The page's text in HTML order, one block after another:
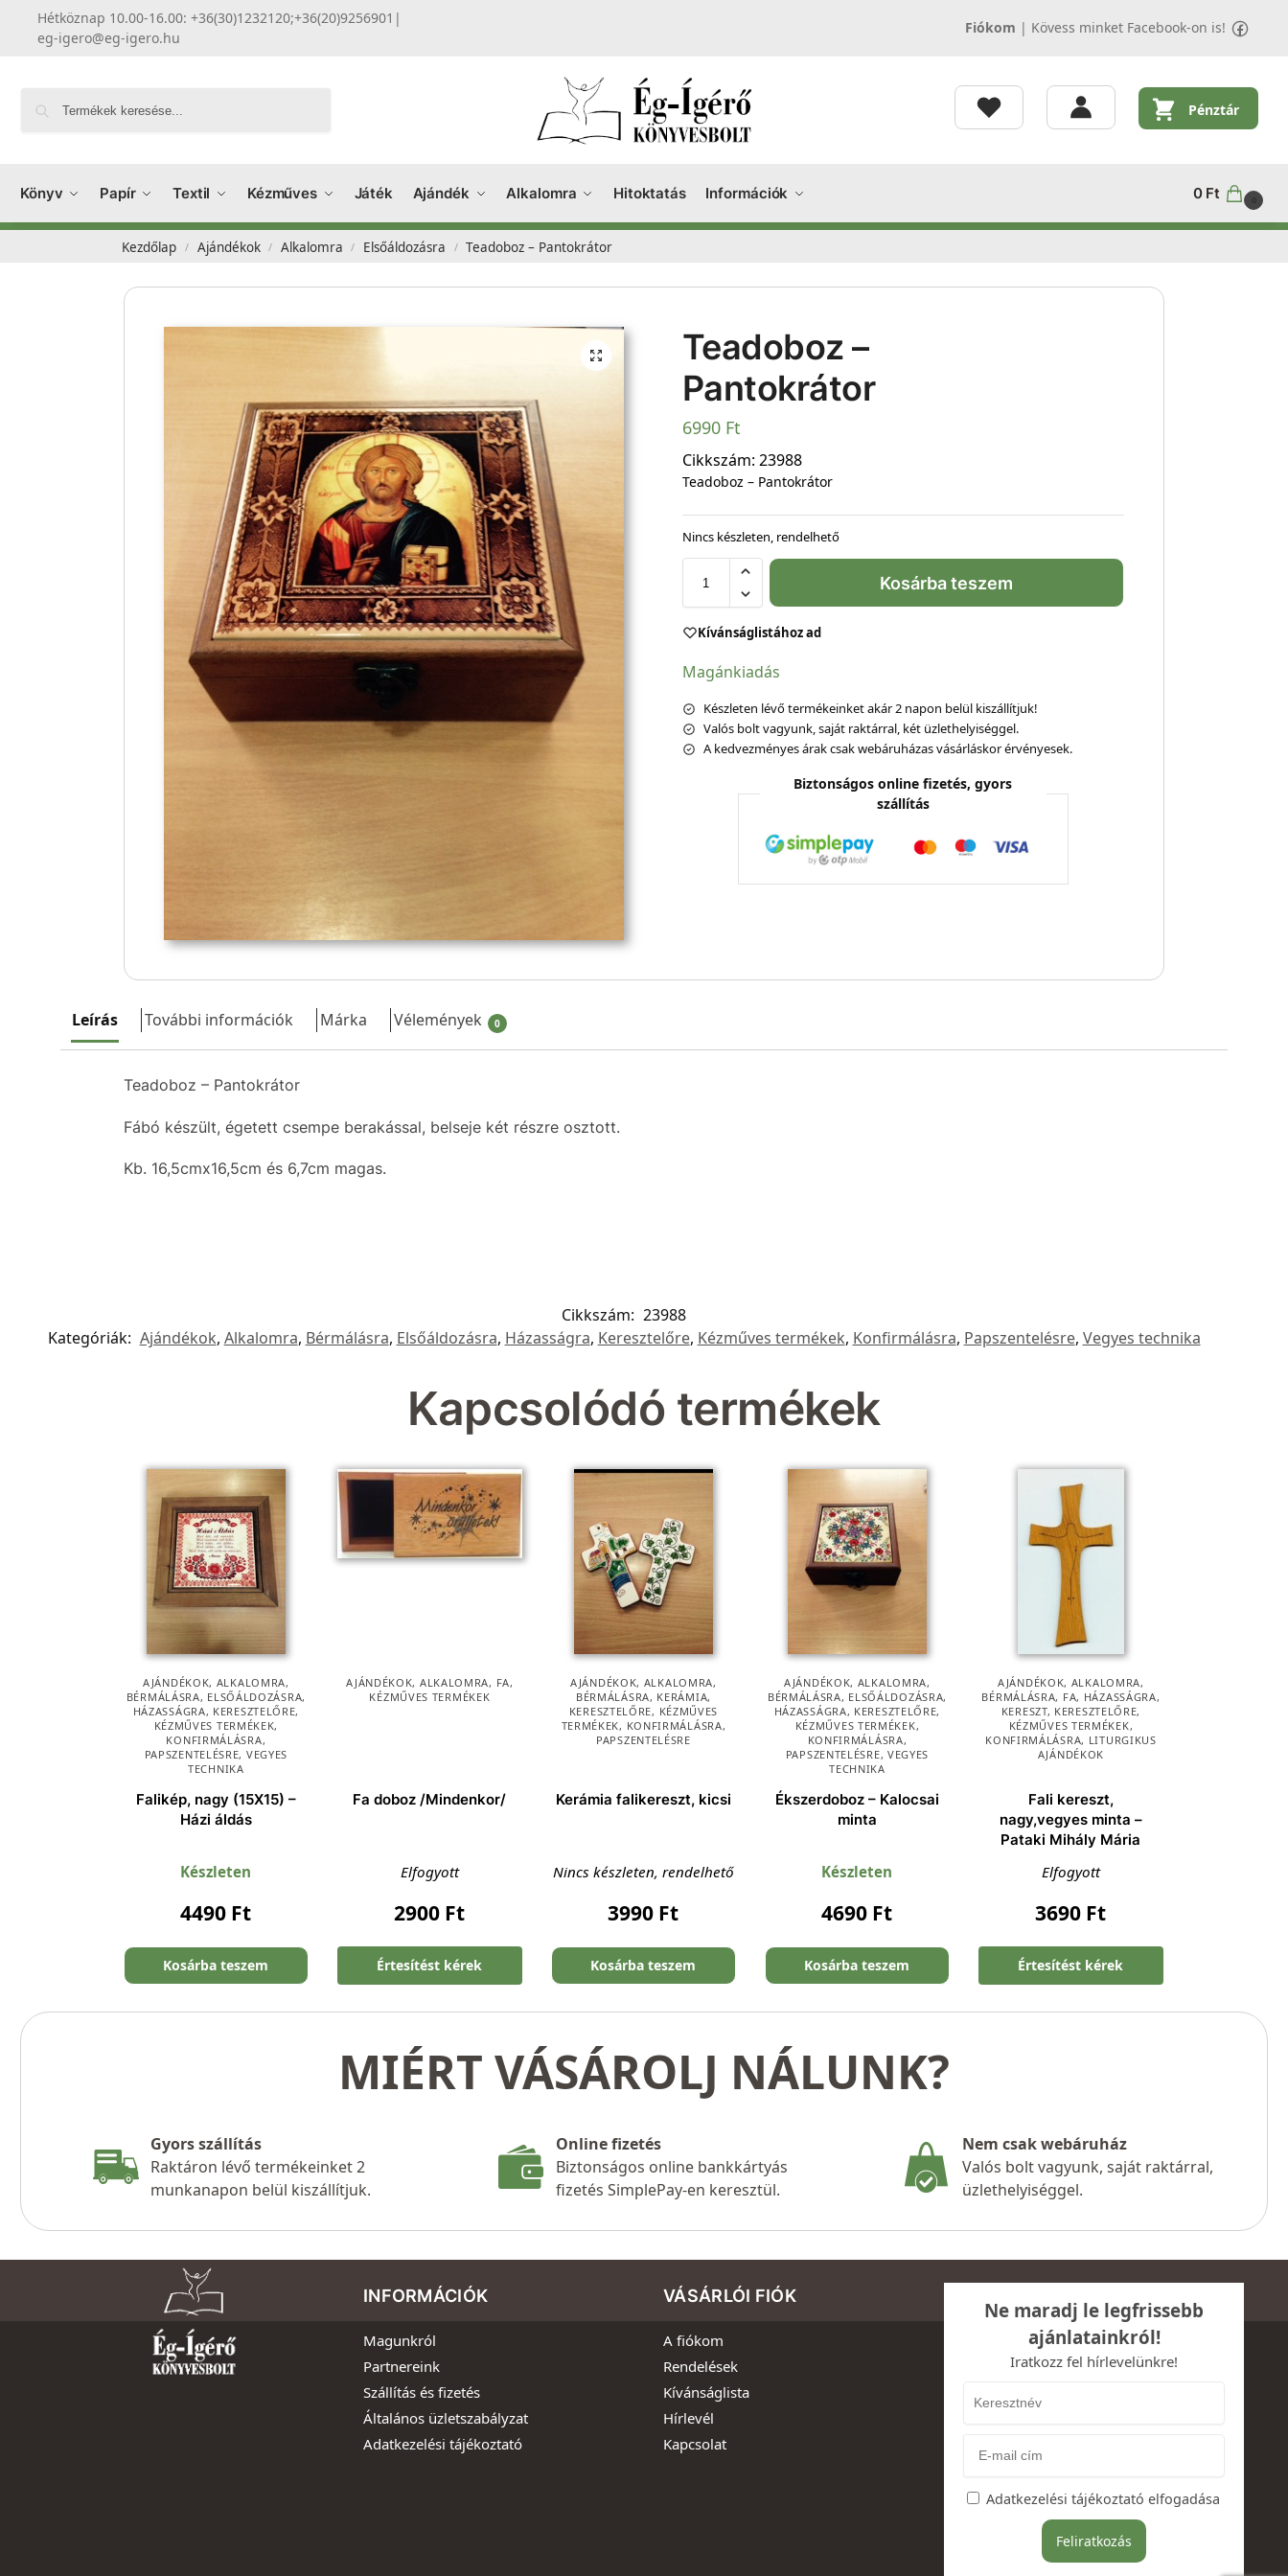
Hétköznap 10.00-16.00: +36(30)1232120;+36(20)9256901 |
eg-igero@eg-igero.hu
Fiókom | Kövess minket Facebook-on is!
Pénztár
Könyv Papír Textil Kézműves Játék Ajándék Alkalomra Hitoktatás Információk 0 Ft 0
Kezdőlap / Ajándékok / Alkalomra / Elsőáldozásra / Teadoboz – Pantokrátor
Teadoboz –
Pantokrátor
6990 Ft
Cikkszám: 23988
Teadoboz – Pantokrátor
Nincs készleten, rendelhető
Kosárba teszem
Kívánságlistához ad
Magánkiadás
Készleten lévő termékeinket akár 2 napon belül kiszállítjuk!
Valós bolt vagyunk, saját raktárral, két üzlethelyiséggel.
A kedvezményes árak csak webáruházas vásárláskor érvényesek.
Biztonságos online fizetés, gyors
szállítás
Leírás További információk Márka Vélemények 0
Teadoboz – Pantokrátor
Fábó készült, égetett csempe berakással, belseje két részre osztott.
Kb. 16,5cmx16,5cm és 6,7cm magas.
Cikkszám: 23988
Kategóriák: Ajándékok, Alkalomra, Bérmálásra, Elsőáldozásra, Házasságra, Keresztelőre, Kézműves termékek, Konfirmálásra, Papszentelésre, Vegyes technika
Kapcsolódó termékek
AJÁNDÉKOK, ALKALOMRA,
BÉRMÁLÁSRA, ELSŐÁLDOZÁSRA,
HÁZASSÁGRA, KERESZTELŐRE,
KÉZMŰVES TERMÉKEK,
KONFIRMÁLÁSRA,
PAPSZENTELÉSRE, VEGYES
TECHNIKA
Falikép, nagy (15X15) –
Házi áldás
Készleten
4490 Ft
Kosárba teszem
AJÁNDÉKOK, ALKALOMRA, FA,
KÉZMŰVES TERMÉKEK
Fa doboz /Mindenkor/
Elfogyott
2900 Ft
Értesítést kérek
AJÁNDÉKOK, ALKALOMRA,
BÉRMÁLÁSRA, KERÁMIA,
KERESZTELŐRE, KÉZMŰVES
TERMÉKEK, KONFIRMÁLÁSRA,
PAPSZENTELÉSRE
Kerámia falikereszt, kicsi
Nincs készleten, rendelhető
3990 Ft
Kosárba teszem
AJÁNDÉKOK, ALKALOMRA,
BÉRMÁLÁSRA, ELSŐÁLDOZÁSRA,
HÁZASSÁGRA, KERESZTELŐRE,
KÉZMŰVES TERMÉKEK,
KONFIRMÁLÁSRA,
PAPSZENTELÉSRE, VEGYES
TECHNIKA
Ékszerdoboz – Kalocsai
minta
Készleten
4690 Ft
Kosárba teszem
AJÁNDÉKOK, ALKALOMRA,
BÉRMÁLÁSRA, FA, HÁZASSÁGRA,
KERESZT, KERESZTELŐRE,
KÉZMŰVES TERMÉKEK,
KONFIRMÁLÁSRA, LITURGIKUS
AJÁNDÉKOK
Fali kereszt,
nagy,vegyes minta –
Pataki Mihály Mária
Elfogyott
3690 Ft
Értesítést kérek
MIÉRT VÁSÁROLJ NÁLUNK?
Gyors szállítás
Raktáron lévő termékeinket 2
munkanapon belül kiszállítjuk.
Online fizetés
Biztonságos online bankkártyás
fizetés SimplePay-en keresztül.
Nem csak webáruház
Valós bolt vagyunk, saját raktárral,
üzlethelyiséggel.
INFORMÁCIÓK
Magunkról
Partnereink
Szállítás és fizetés
Általános üzletszabályzat
Adatkezelési tájékoztató
VÁSÁRLÓI FIÓK
A fiókom
Rendelések
Kívánságlista
Hírlevél
Kapcsolat
Ne maradj le legfrissebb
ajánlatainkról!
Iratkozz fel hírlevelünkre!
Adatkezelési tájékoztató elfogadása